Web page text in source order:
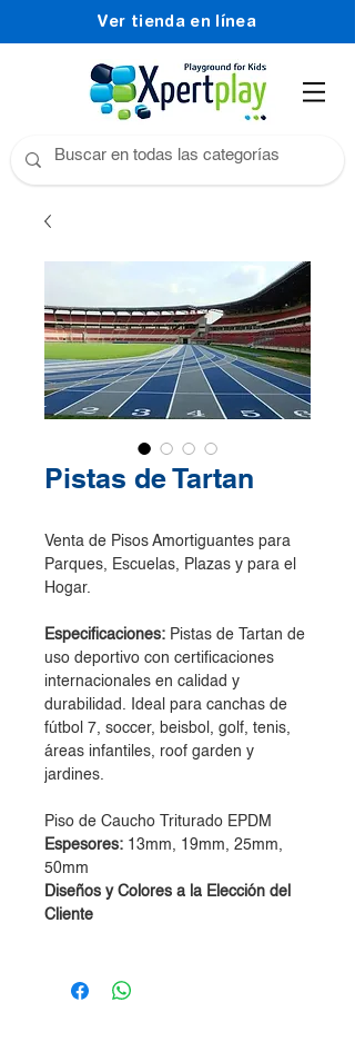
Ver tienda en línea
Pistas de Tartan
Venta de Pisos Amortiguantes para
Parques, Escuelas, Plazas y para el
Hogar.
Especificaciones: Pistas de Tartan de
uso deportivo con certificaciones
internacionales en calidad y
durabilidad. Ideal para canchas de
fútbol 7, soccer, beisbol, golf, tenis,
áreas infantiles, roof garden y
jardines.
Piso de Caucho Triturado EPDM
Espesores: 13mm, 19mm, 25mm,
50mm
Diseños y Colores a la Elección del
Cliente